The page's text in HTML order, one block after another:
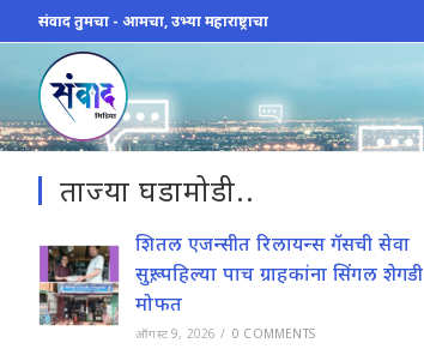
to
content
संवाद तुमचा - आमचा, उभ्या महाराष्ट्राचा
ताज्या घडामोडी..
शितल एजन्सीत रिलायन्स गॅसची सेवा
सुरू; पहिल्या पाच ग्राहकांना सिंगल शेगडी
मोफत
ऑगस्ट 9, 2026 / 0 COMMENTS